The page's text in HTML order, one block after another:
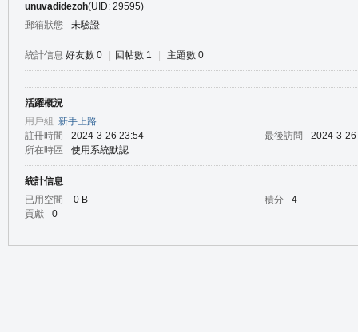
unuvadidezoh(UID: 29595)
郵箱狀態
未驗證
統計信息 好友數 0 回帖數 1 主題數 0
活躍概況
用戶組 新手上路
註冊時間
2024-3-26 23:54 最後訪問
2024-3-
所在時區
使用系統默認
統計信息
已用空間
0 B 積分
4
貢獻
0